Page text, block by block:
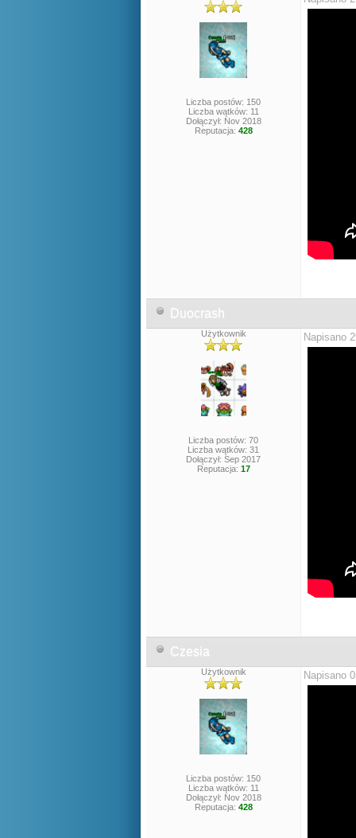
Liczba postów: 150
Liczba wątków: 11
Dołączył: Nov 2018
Reputacja: 428
Duocrash
Użytkownik
Liczba postów: 70
Liczba wątków: 31
Dołączył: Sep 2017
Reputacja: 17
Napisano
Czesia
Użytkownik
Liczba postów: 150
Liczba wątków: 11
Dołączył: Nov 2018
Reputacja: 428
Napisano